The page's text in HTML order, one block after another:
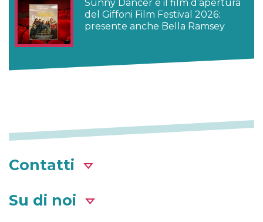
Sunny Dancer è il film d’apertura
del Giffoni Film Festival 2026:
presente anche Bella Ramsey
Contatti
Su di noi